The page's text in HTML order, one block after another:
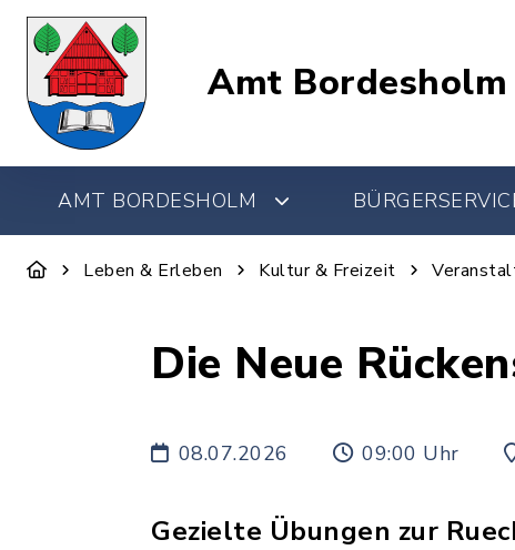
Amt Bordesholm
AMT BORDESHOLM
Leben & Erleben Kultur & Freizeit
Die Neue
08.07.2026 09:00 Uhr
Gezielte Übungen zur